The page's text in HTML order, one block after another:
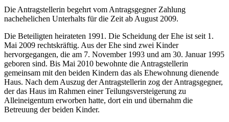
Die Antragstellerin begehrt vom Antragsgegner Zahlung
nachehelichen Unterhalts für die Zeit ab August 2009.
Die Beteiligten heirateten 1991. Die Scheidung der Ehe ist seit 1.
Mai 2009 rechtskräftig. Aus der Ehe sind zwei Kinder
hervorgegangen, die am 7. November 1993 und am 30. Januar 1995
geboren sind. Bis Mai 2010 bewohnte die Antragstellerin
gemeinsam mit den beiden Kindern das als Ehewohnung dienende
Haus. Nach dem Auszug der Antragstellerin zog der Antragsgegner,
der das Haus im Rahmen einer Teilungsversteigerung zu
Alleineigentum erworben hatte, dort ein und übernahm die
Betreuung der beiden Kinder.